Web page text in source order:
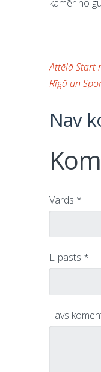
kamēr no
Attēlā Start
Rīgā un
Nav
Vārds *
E-pasts *
Tavs